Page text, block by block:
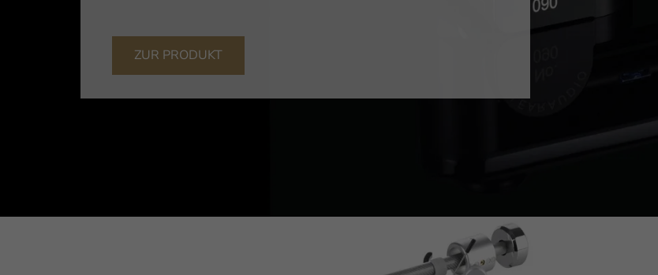
ZUR PRODUKT